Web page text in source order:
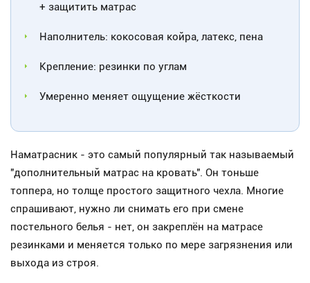
+ защитить матрас
Наполнитель: кокосовая койра, латекс, пена
Крепление: резинки по углам
Умеренно меняет ощущение жёсткости
Наматрасник - это самый популярный так называемый
"дополнительный матрас на кровать". Он тоньше
топпера, но толще простого защитного чехла. Многие
спрашивают, нужно ли снимать его при смене
постельного белья - нет, он закреплён на матрасе
резинками и меняется только по мере загрязнения или
выхода из строя.